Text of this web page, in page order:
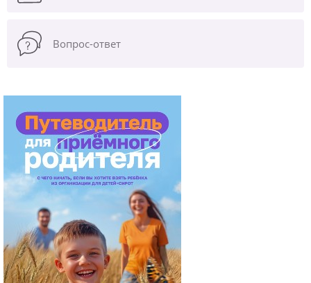
Вопрос-ответ